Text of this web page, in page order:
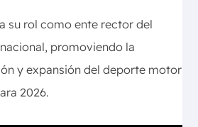
su rol como ente rector del
promoviendo la
y expansión del deporte motor
2026.